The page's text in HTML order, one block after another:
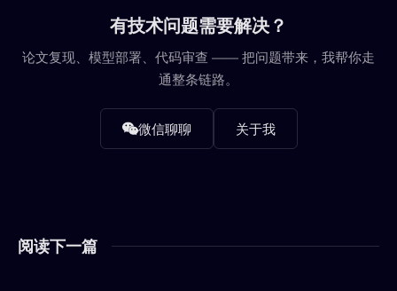
有技术问题需要解决？
论文复现、模型部署、代码审查 —— 把问题带来，我帮你走
通整条链路。
微信聊聊 关于我
阅读下一篇